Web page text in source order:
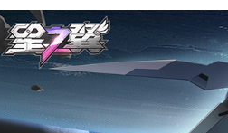
级通行证获
各位团长
天梯分活动